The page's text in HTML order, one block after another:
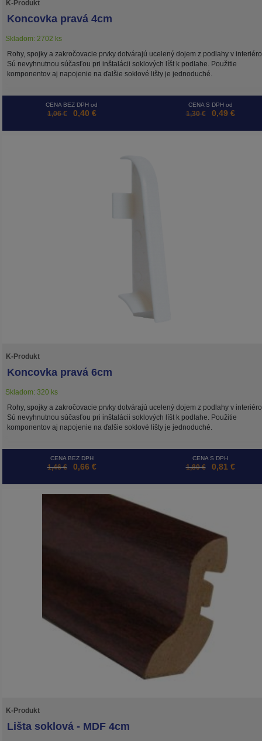
K-Produkt
Koncovka pravá 4cm
Skladom: 2702 ks
Rohy, spojky a zakročovacie prvky dotvárajú ucelený dojem z podlahy v
Sú nevyhnutnou súčasťou pri inštalácii soklových líšt k podlahe. Použitie
komponentov aj napojenie na ďalšie soklové lišty je jednoduché.
CENA BEZ DPH od
1,06 € 0,40 €
CENA S DPH od
1,30 € 0,49 €
K-Produkt
Koncovka pravá 6cm
Skladom: 320 ks
Rohy, spojky a zakročovacie prvky dotvárajú ucelený dojem z podlahy v
Sú nevyhnutnou súčasťou pri inštalácii soklových líšt k podlahe. Použitie
komponentov aj napojenie na ďalšie soklové lišty je jednoduché.
CENA BEZ DPH
1,46 € 0,66 €
CENA S DPH
1,80 € 0,81 €
K-Produkt
Lišta soklová - MDF 4cm